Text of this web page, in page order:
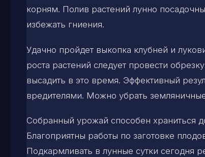
корням. Полив растений лунно
избежать гниения.
Удачно пройдет выкопка клубней и
роста растений следует провести
высадить в это время. Эффективный
вредителями. Можно убрать
Собранный урожай способен храниться
Благоприятны работы по заготовке
Подкармливать в лунные сутки сегодня